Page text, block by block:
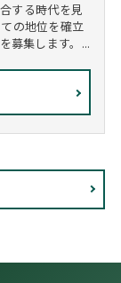
する時代を見
の地位を確立
募集します。...